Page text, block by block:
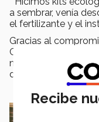
a sembrar, venía
el fertilizante y el
Gracias al
Chihuahua vuelve a
nacional, a pesar de
difícil de superar.
Recibe